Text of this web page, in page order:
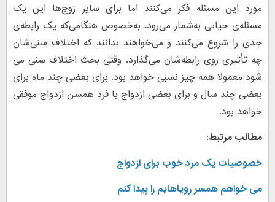
مورد این مسئله فکر می‌کنند اما برای سایر زوج‌ها این یک
مسئله‌ی حیاتی به‌شمار می‌رود، به‌خصوص هنگامی‌که یک رابطه‌ی
جدی را شروع می‌کنند و می‌خواهند بدانند که اختلاف سنی‌شان
چه تأثیری روی رابطه‌شان می‌گذارد. وقتی بحث اختلاف سنی می
شود معمولا همه چیز نسبی خواهد بود. برای بعضی چند ماه برای
بعضی چند سال و برای بعضی ازدواج با فرد همسن ازدواج موفقی
خواهد بود.
مطالب مرتبط:
خصوصیات یک مرد خوب برای ازدواج
می خواهم همسر رویاهایم را پیدا کنم